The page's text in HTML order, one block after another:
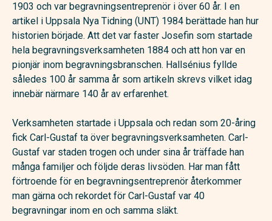
1903 och var begravningsentreprenör i över 60 år. I en
artikel i Uppsala Nya Tidning (UNT) 1984 berättade han hur
historien började. Att det var faster Josefin som startade
hela begravningsverksamheten 1884 och att hon var en
pionjär inom begravningsbranschen. Hallsénius fyllde
således 100 år samma år som artikeln skrevs vilket idag
innebär närmare 140 år av erfarenhet.
Verksamheten startade i Uppsala och redan som 20-åring
fick Carl-Gustaf ta över begravningsverksamheten. Carl-
Gustaf var staden trogen och under sina år träffade han
många familjer och följde deras livsöden. Har man fått
förtroende för en begravningsentreprenör återkommer
man gärna och rekordet för Carl-Gustaf var 40
begravningar inom en och samma släkt.